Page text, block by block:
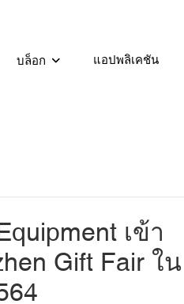
บล็อก แอปพลิเคชัน
เข้า
Gift Fair ใน